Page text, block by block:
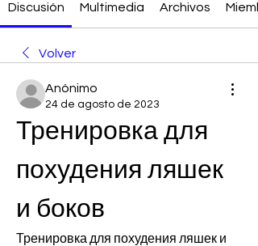
Discusión Multimedia Archivos
Volver
Anónimo
24 de agosto de 2023
Тренировка для
похудения ляшек
и боков
Тренировка для похудения ляшек и